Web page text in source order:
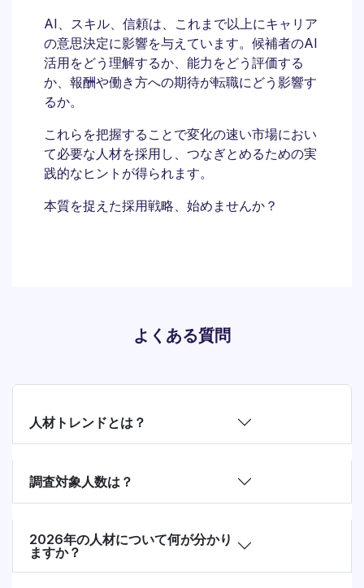
AI、スキル、信頼は、これまで以上にキャリア
の意思決定に影響を与えています。候補者のAI
活用をどう理解するか、能力をどう評価する
か、報酬や働き方への期待が転職にどう影響す
るか。
これらを把握することで変化の速い市場におい
て必要な人材を採用し、つなぎとめるための実
践的なヒントが得られます。
本質を捉えた採用戦略、始めませんか？
よくある質問
人材トレンドとは？
調査対象人数は？
2026年の人材について何が分かり
ますか？